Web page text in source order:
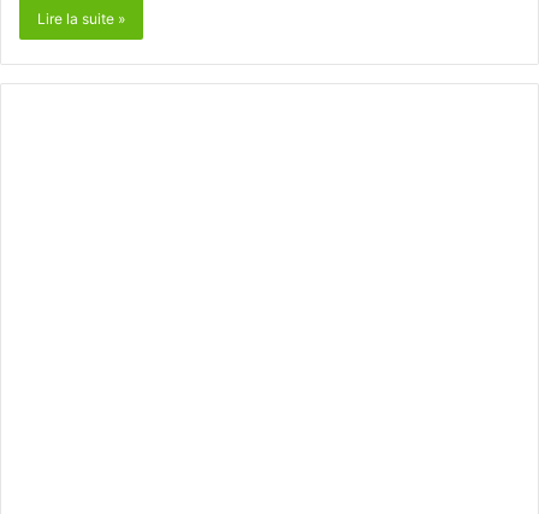
Lire la suite »